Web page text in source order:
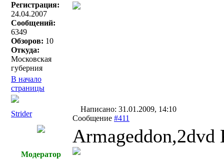
Регистрация:
24.04.2007
Сообщений:
6349
Обзоров: 10
Откуда:
Московская
губерния
В начало
страницы
Strider
Написано: 31.01.2009, 14:10
Сообщение #411
Модератор
Armageddon,2dvd